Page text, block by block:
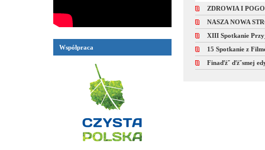
Współpraca
ZDROWIA I
NASZA NOWA
XIII Spotkanie
15 Spotkanie z
Finaďż˝ ďż˝smej